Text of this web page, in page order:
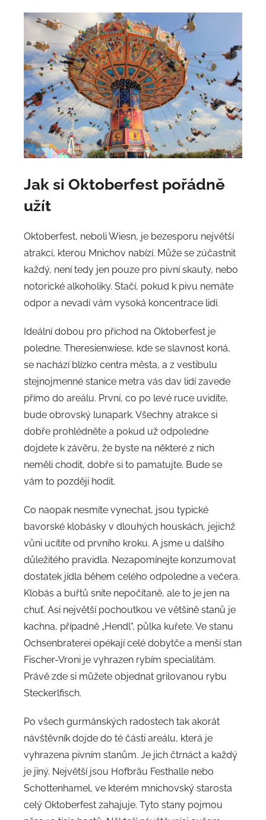
Jak si Oktoberfest pořádně
užít
Oktoberfest, neboli Wiesn, je bezesporu největší
atrakcí, kterou Mnichov nabízí. Může se zúčastnit
každý, není tedy jen pouze pro pivní skauty, nebo
notorické alkoholiky. Stačí, pokud k pivu nemáte
odpor a nevadí vám vysoká koncentrace lidí.
Ideální dobou pro příchod na Oktoberfest je
poledne. Theresienwiese, kde se slavnost koná,
se nachází blízko centra města, a z vestibulu
stejnojmenné stanice metra vás dav lidí zavede
přímo do areálu. První, co po levé ruce uvidíte,
bude obrovský lunapark. Všechny atrakce si
dobře prohlédněte a pokud už odpoledne
dojdete k závěru, že byste na některé z nich
neměli chodit, dobře si to pamatujte. Bude se
vám to později hodit.
Co naopak nesmíte vynechat, jsou typické
bavorské klobásky v dlouhých houskách, jejichž
vůni ucítíte od prvního kroku. A jsme u dalšího
důležitého pravidla. Nezapomínejte konzumovat
dostatek jídla během celého odpoledne a večera.
Klobás a buřtů sníte nepočítaně, ale to je jen na
chuť. Asi největší pochoutkou ve většině stanů je
kachna, případně „Hendl“, půlka kuřete. Ve stanu
Ochsenbraterei opékají celé dobytče a menší stan
Fischer-Vroni je vyhrazen rybím specialitám.
Právě zde si můžete objednat grilovanou rybu
Steckerlfisch.
Po všech gurmánských radostech tak akorát
návštěvník dojde do té části areálu, která je
vyhrazena pivním stanům. Je jich čtrnáct a každý
je jiný. Největší jsou Hofbräu Festhalle nebo
Schottenhamel, ve kterém mnichovský starosta
celý Oktoberfest zahajuje. Tyto stany pojmou